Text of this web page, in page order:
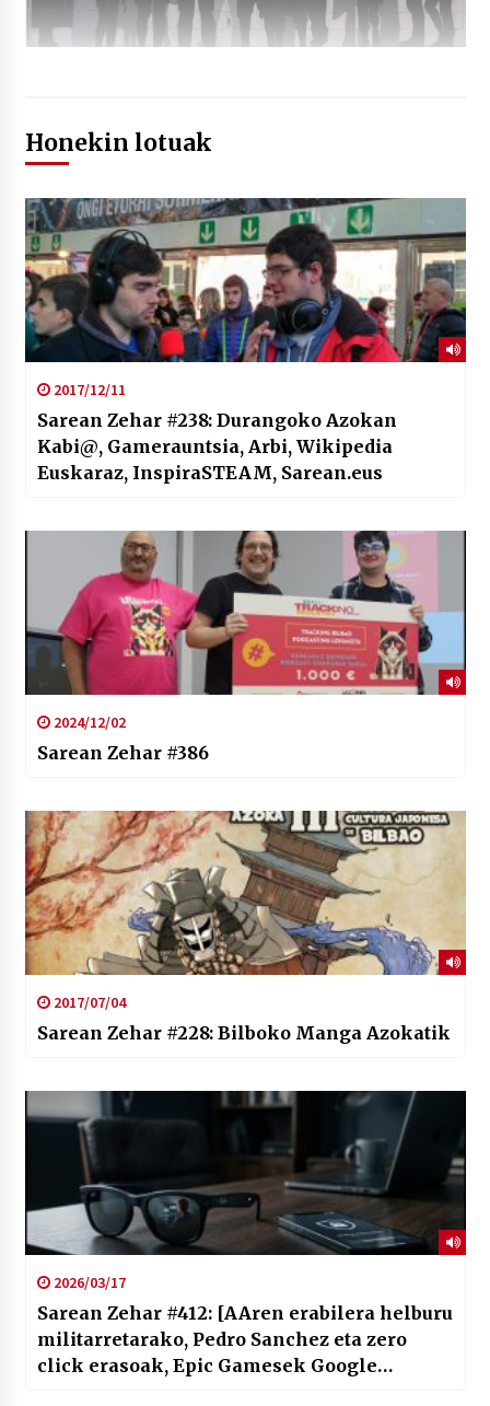
Honekin lotuak
2017/12/11
Sarean Zehar #238: Durangoko Azokan
Kabi@, Gamerauntsia, Arbi, Wikipedia
Euskaraz, InspiraSTEAM, Sarean.eus
2024/12/02
Sarean Zehar #386
2017/07/04
Sarean Zehar #228: Bilboko Manga Azokatik
2026/03/17
Sarean Zehar #412: [AAren erabilera helburu
militarretarako, Pedro Sanchez eta zero
click erasoak, Epic Gamesek Google